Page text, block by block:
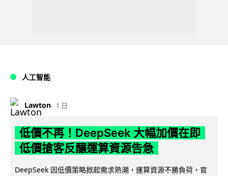
人工智能
Lawton 1 日
低價不再！DeepSeek 大幅加價在即
低價搶客反釀運算資源告急
DeepSeek 因低價策略掀起需求熱潮，運算資源不勝負荷，官